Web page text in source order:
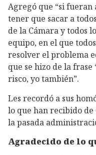
Agregó que “si fueran
tener que sacar a
de la Cámara y todos
equipo, en el que
resolver el problema
que se hizo de la
risco, yo también”.
Les recordó a sus
lo que han recibido
la pasada
Agradecido de lo